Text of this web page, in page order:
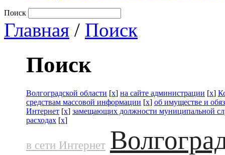
Поиск
Главная / Поиск
Поиск
Волгоградской области [x] на сайте администрации [x]
средствам массовой информации [x] об имуществе и
Интернет [x] замещающих должности муниципальной
расходах [x]
в сети Интернет